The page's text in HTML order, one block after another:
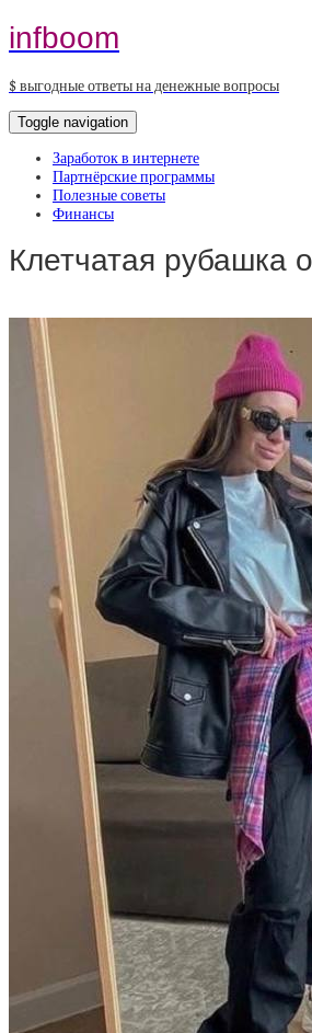
infboom
$ выгодные ответы на денежные вопросы
Toggle navigation
Заработок в интернете
Партнёрские программы
Полезные советы
Финансы
Клетчатая рубашка